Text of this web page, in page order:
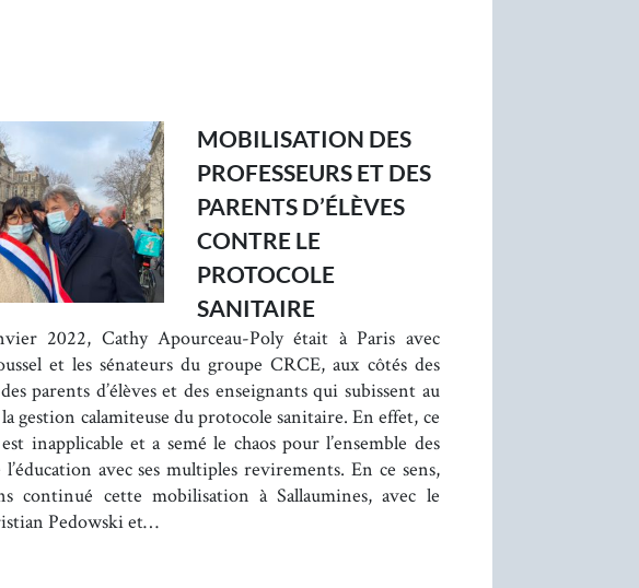
MOBILISATION DES
PROFESSEURS ET DES
PARENTS D’ÉLÈVES
CONTRE LE
PROTOCOLE
SANITAIRE
2022, Cathy Apourceau-Poly était à Paris avec
et les sénateurs du groupe CRCE, aux côtés des
parents d’élèves et des enseignants qui subissent au
gestion calamiteuse du protocole sanitaire. En effet, ce
inapplicable et a semé le chaos pour l’ensemble des
l’éducation avec ses multiples revirements. En ce sens,
continué cette mobilisation à Sallaumines, avec le
Pedowski et…